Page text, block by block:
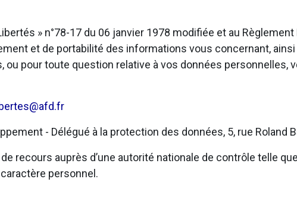
» n°78-17 du 06 janvier 1978 modifiée et au
et de portabilité des informations vous concernant,
pour toute question relative à vos données personnelles,
- Délégué à la protection des données, 5, rue Roland
recours auprès d’une autorité nationale de contrôle telle
personnel.